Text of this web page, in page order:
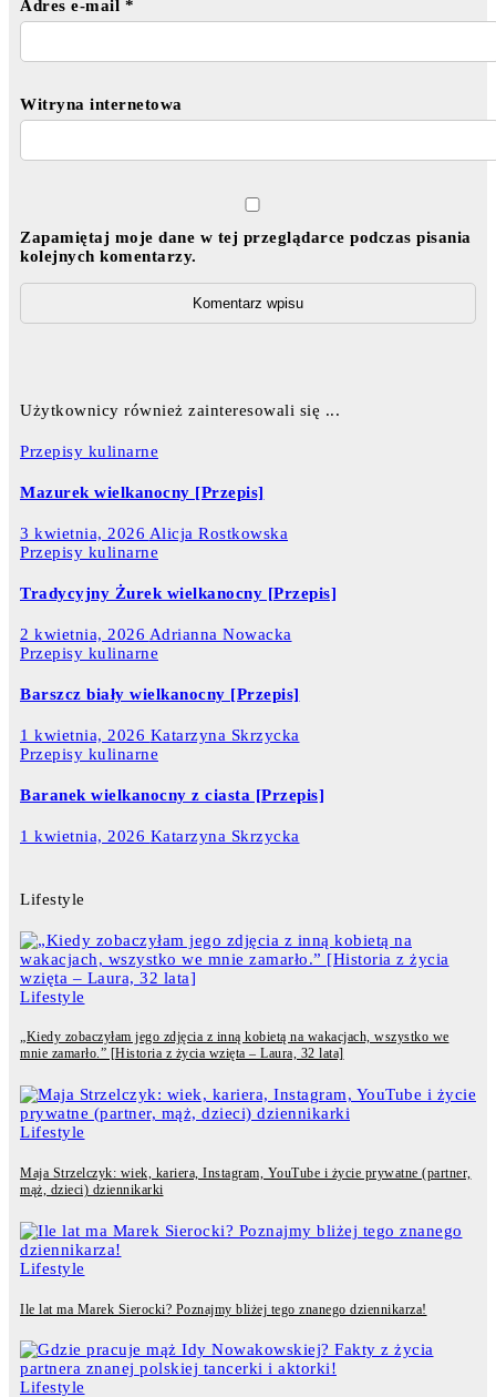
Adres e-mail *
Witryna internetowa
Zapamiętaj moje dane w tej przeglądarce podczas pisania
kolejnych komentarzy.
Użytkownicy również zainteresowali się ...
Przepisy kulinarne
Mazurek wielkanocny [Przepis]
3 kwietnia, 2026 Alicja Rostkowska
Przepisy kulinarne
Tradycyjny Żurek wielkanocny [Przepis]
2 kwietnia, 2026 Adrianna Nowacka
Przepisy kulinarne
Barszcz biały wielkanocny [Przepis]
1 kwietnia, 2026 Katarzyna Skrzycka
Przepisy kulinarne
Baranek wielkanocny z ciasta [Przepis]
1 kwietnia, 2026 Katarzyna Skrzycka
Lifestyle
Lifestyle
„Kiedy zobaczyłam jego zdjęcia z inną kobietą na wakacjach, wszystko we
mnie zamarło.” [Historia z życia wzięta – Laura, 32 lata]
Lifestyle
Maja Strzelczyk: wiek, kariera, Instagram, YouTube i życie prywatne (partner,
mąż, dzieci) dziennikarki
Lifestyle
Ile lat ma Marek Sierocki? Poznajmy bliżej tego znanego dziennikarza!
Lifestyle